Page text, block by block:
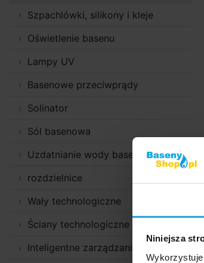
Niniejsza
Szpachlówki, silikony i kleje
Oświetlenie basenu
Lampy UV
Basenowe przeciwprądy
Solinator
Sól basenowa
Uzdatnianie wody basenowej
rozdzielnice
Wały technologiczne
Ściany technologiczne
Inteligentne zarządzanie basenem